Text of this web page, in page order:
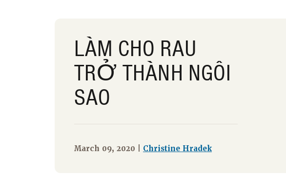
LÀM CHO RAU
TRỞ THÀNH NGÔI
SAO
March 09, 2020 | Christine Hradek